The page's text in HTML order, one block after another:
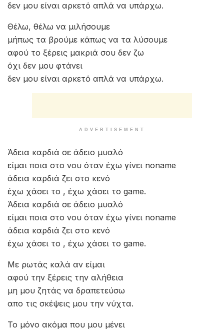
δεν μου είναι αρκετό απλά να υπάρχω.
Θέλω, θέλω να μιλήσουμε
μήπως τα βρούμε κάπως να τα λύσουμε
αφού το ξέρεις μακριά σου δεν ζω
όχι δεν μου φτάνει
δεν μου είναι αρκετό απλά να υπάρχω.
ADVERTISEMENT
Άδεια καρδιά σε άδειο μυαλό
είμαι ποια στο νου όταν έχω γίνει noname
άδεια καρδιά ζει στο κενό
έχω χάσει το , έχω χάσει το game.
Άδεια καρδιά σε άδειο μυαλό
είμαι ποια στο νου όταν έχω γίνει noname
άδεια καρδιά ζει στο κενό
έχω χάσει το , έχω χάσει το game.
Με ρωτάς καλά αν είμαι
αφού την ξέρεις την αλήθεια
μη μου ζητάς να δραπετεύσω
απο τις σκέψεις μου την νύχτα.
Το μόνο ακόμα που μου μένει